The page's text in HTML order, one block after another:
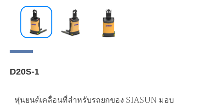
D20S-1
หุ่นยนต์เคลื่อนที่สำหรับรถยกของ SIASUN มอบ